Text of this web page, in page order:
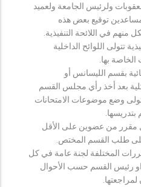
ولرئيس الجامعة ولعميد
توقيع بعض هذه
منهم في اللائحة التنفيذية.
تتولى اللوائح الداخلية
الخاصة بها.
بقسم الليسانس أو
بعد أخذ رأي مجلس القسم
وضع موضوعات الامتحانات
بتدريسها.
مقرر من عضوين على الأقل
على طلب القسم المختص.
المختلفة لجنة عامة في كل
رئيس القسم حسب الأحوال